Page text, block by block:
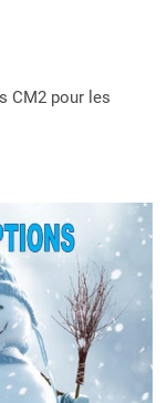
CM2 pour les